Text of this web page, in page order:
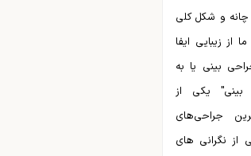
چانه و شکل کلی
زیبایی ایفا
بینی یا به
بینی" یکی از
جراحی‌های
نگرانی های